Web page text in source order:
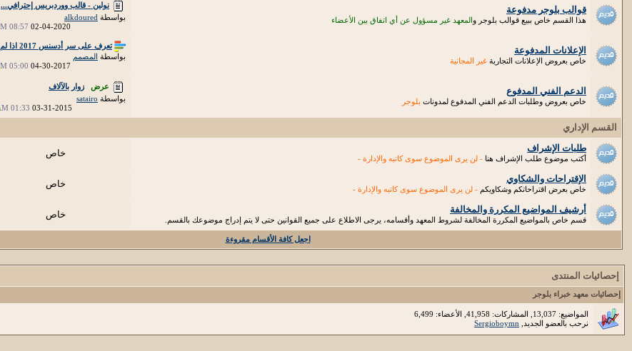
قوالب بلوجر مدفوعة
هذا القسم خاص ببيع قوالب بلوجر والمعهد غير مسؤول عن أي اتفاق بين الأعضاء
نولين - قالب ووردبريس إحترافي...
بواسطة alkdoured
02-04-2020
08:57 PM
الإعلانات المدفوعة
خاص بعروض الإعلانات التجارية غير المجانية
تعرف على سر أدسنس 2017 اذا لم...
بواسطة المصمم
04-30-2017
05:00 PM
الدعم الفني المدفوع
خاص بعروض وطلبات الدعم الفني المدفوع لمدونات بلوجر
عرض
زوار بالآلاف
بواسطة satairo
03-31-2015
01:33 AM
القسم الإداري
طلبات الإشراف
أكتب موضوع طلب الإشراف هنا - لن يرى الموضوع سوى كاتبه والإدارة - خاص
الإقتراحات والشكاوي
خاص بعرض اقتراحاتكم وشكاويكم - لن يرى الموضوع سوى كاتبه والإدارة - خاص
أرشيف المواضيع المكررة والمخالفة
قسم خاص بالمواضيع المكررة المخالفة لشروط المعهد وأقسامه، يرجى الاطلاع على جميع القوانين حتى لا يتم إدراج موضوعك بالقسم. خاص
اجعل كافة الأقسام مقروءة
إحصائيات المنتدى
إحصائيات معهد خبراء بلوجر
المواضيع: 13,037, المشاركات: 41,958, الأعضاء: 6,499
نرحب بالعضو الجديد, Sergioboymn